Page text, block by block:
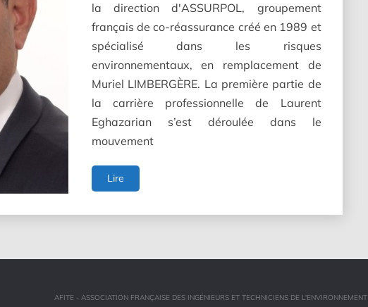
la direction d'ASSURPOL, groupement
français de co-réassurance créé en 1989 et
spécialisé dans les risques
environnementaux, en remplacement de
Muriel LIMBERGÈRE. La première partie de
la carrière professionnelle de Laurent
Eghazarian s’est déroulée dans le
mouvement
LireLaurent
EGHAZARIAN,
AFITE - ASSOCIATION FRANÇAISE DES INGÉNIEURS ET TECHNICIENS DE L'ENVIRONNEMENT